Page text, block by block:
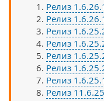
Релиз
Релиз
Релиз
Релиз
Релиз
Релиз
Релиз
Релиз